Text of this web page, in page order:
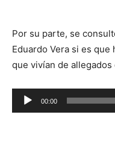
Por su parte, se
Eduardo Vera si es que
que vivían de
Reproductor
de
00:00